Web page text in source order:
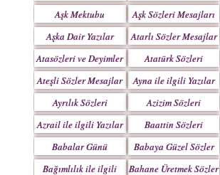
Aşk Mektubu
Mektupları
Aşk Sözleri Mesajları
Aşka Dair Yazılar
Atarlı Sözler Mesajlar
Atasözleri ve Deyimler
Atatürk Sözleri
Mesajları
Ateşli Sözler Mesajlar
Ayna ile ilgili Yazılar
Ayrılık Sözleri
Mesajları
Azizim Sözleri
Mesajları
Azrail ile ilgili Yazılar
Baattin Sözleri
Mesajları
Babalar Günü
Babaya Güzel Sözler
Bağımlılık ile ilgili
Bahane Üretmek Sözler